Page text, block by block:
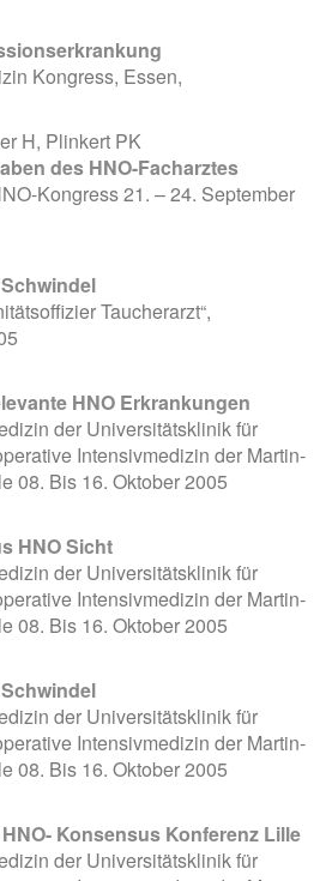
Kongress, Essen,
H, Plinkert PK
des HNO-Facharztes
Kongress 21. – 24. September
Taucherarzt“,
HNO Erkrankungen
der Universitätsklinik für
Intensivmedizin der Martin-
08. Bis 16. Oktober 2005
HNO Sicht
der Universitätsklinik für
Intensivmedizin der Martin-
08. Bis 16. Oktober 2005
der Universitätsklinik für
Intensivmedizin der Martin-
08. Bis 16. Oktober 2005
Konsensus Konferenz Lille
der Universitätsklinik für